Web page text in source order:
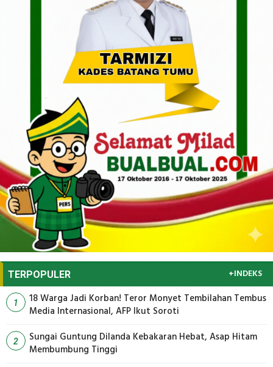
TERPOPULER +INDEKS
1
18 Warga Jadi Korban! Teror Monyet Tembilahan Tembus
Media Internasional, AFP Ikut Soroti
2
Sungai Guntung Dilanda Kebakaran Hebat, Asap Hitam
Membumbung Tinggi